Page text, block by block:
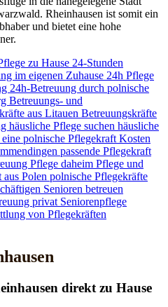
Rheinhausen ist somit ein
und bietet eine hohe
zu Hause 24-Stunden
im eigenen Zuhause 24h Pflege
24h-Betreuung durch polnische
Betreuungs- und
aus Litauen Betreuungskräfte
häusliche Pflege suchen häusliche
polnische Pflegekraft Kosten
passende Pflegekraft
Pflege daheim Pflege und
Polen polnische Pflegekräfte
Senioren betreuen
privat Seniorenpflege
von Pflegekräften
direkt zu Hause